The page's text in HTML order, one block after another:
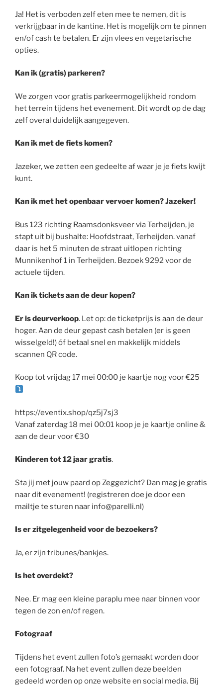
Ja! Het is verboden zelf eten mee te nemen, dit is
verkrijgbaar in de kantine. Het is mogelijk om te pinnen
en/of cash te betalen. Er zijn vlees en vegetarische
opties.
Kan ik (gratis) parkeren?
We zorgen voor gratis parkeermogelijkheid rondom
het terrein tijdens het evenement. Dit wordt op de dag
zelf overal duidelijk aangegeven.
Kan ik met de fiets komen?
Jazeker, we zetten een gedeelte af waar je je fiets kwijt
kunt.
Kan ik met het openbaar vervoer komen? Jazeker!
Bus 123 richting Raamsdonksveer via Terheijden, je
stapt uit bij bushalte: Hoofdstraat, Terheijden. vanaf
daar is het 5 minuten de straat uitlopen richting
Munnikenhof 1 in Terheijden. Bezoek 9292 voor de
actuele tijden.
Kan ik tickets aan de deur kopen?
Er is deurverkoop. Let op: de ticketprijs is aan de deur
hoger. Aan de deur gepast cash betalen (er is geen
wisselgeld!) óf betaal snel en makkelijk middels
scannen QR code.
Koop tot vrijdag 17 mei 00:00 je kaartje nog voor €25
https://eventix.shop/qz5j7sj3
Vanaf zaterdag 18 mei 00:01 koop je je kaartje online &
aan de deur voor €30
Kinderen tot 12 jaar gratis.
Sta jij met jouw paard op Zeggezicht? Dan mag je gratis
naar dit evenement! (registreren doe je door een
mailtje te sturen naar info@parelli.nl)
Is er zitgelegenheid voor de bezoekers?
Ja, er zijn tribunes/bankjes.
Is het overdekt?
Nee. Er mag een kleine paraplu mee naar binnen voor
tegen de zon en/of regen.
Fotograaf
Tijdens het event zullen foto’s gemaakt worden door
een fotograaf. Na het event zullen deze beelden
gedeeld worden op onze website en social media. Bij